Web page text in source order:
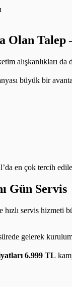
Olan Talep
alışkanlıkları
büyük bir
en çok tercih
Gün Servis
servis hizmeti
gelerek
6.999 TL